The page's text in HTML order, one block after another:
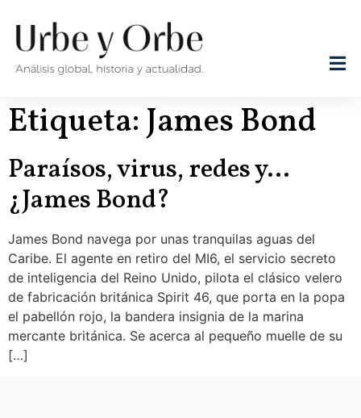
Etiqueta: James Bond
Paraísos, virus, redes y…
¿James Bond?
James Bond navega por unas tranquilas aguas del
Caribe. El agente en retiro del MI6, el servicio secreto
de inteligencia del Reino Unido, pilota el clásico velero
de fabricación británica Spirit 46, que porta en la popa
el pabellón rojo, la bandera insignia de la marina
mercante británica. Se acerca al pequeño muelle de su
[…]